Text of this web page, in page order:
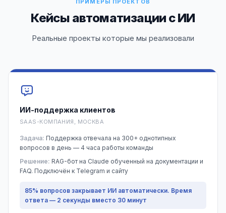
ПРИМЕРЫ ПРОЕКТОВ
Кейсы автоматизации с ИИ
Реальные проекты которые мы реализовали
ИИ-поддержка клиентов
SAAS-КОМПАНИЯ, МОСКВА
Задача: Поддержка отвечала на 300+ однотипных
вопросов в день — 4 часа работы команды
Решение: RAG-бот на Claude обученный на документации и
FAQ. Подключён к Telegram и сайту
85% вопросов закрывает ИИ автоматически. Время
ответа — 2 секунды вместо 30 минут